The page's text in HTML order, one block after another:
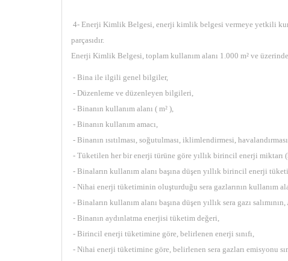
4- Enerji Kimlik Belgesi, enerji kimlik belgesi vermeye yetkili
parçasıdır.
Enerji Kimlik Belgesi, toplam kullanım alanı 1.000 m² ve
- Bina ile ilgili genel bilgiler,
- Düzenleme ve düzenleyen bilgileri,
- Binanın kullanım alanı ( m² ),
- Binanın kullanım amacı,
- Binanın ısıtılması, soğutulması, iklimlendirmesi,
- Tüketilen her bir enerji türüne göre yıllık birincil enerji miktarı
- Binaların kullanım alanı başına düşen yıllık birincil enerji
- Nihai enerji tüketiminin oluşturduğu sera gazlarının kullanım
- Binaların kullanım alanı başına düşen yıllık sera gazı
- Binanın aydınlatma enerjisi tüketim değeri,
- Birincil enerji tüketimine göre, belirlenen enerji sınıfı,
- Nihai enerji tüketimine göre, belirlenen sera gazları emisyonu